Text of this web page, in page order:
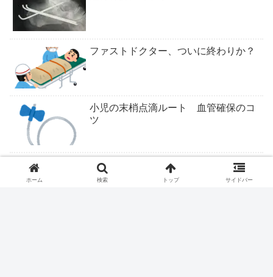
ファストドクター、ついに終わりか？
小児の末梢点滴ルート 血管確保のコ
ツ
ついにくるか医学部定員削減
ホーム 検索 トップ サイドバー